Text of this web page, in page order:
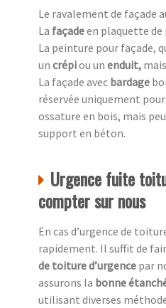
Le ravalement de façade
La façadeen plaquette de
La peinture pour façade,
un crépiou un enduit,
La façade avec bardage
réservée uniquement
ossature en bois, mais
support en béton.
Urgence fuite
compter sur nous
En cas d’urgence de
rapidement. Il suffit de
de toiture d’urgence par
assurons la bonne
utilisant diverses